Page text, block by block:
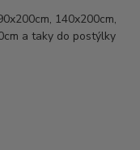
140x200cm,
a taky do postýlky